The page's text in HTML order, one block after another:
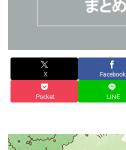
X Facebook
Pocket LINE